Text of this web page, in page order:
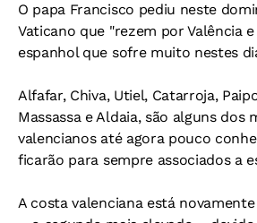
O papa Francisco pediu neste
Vaticano que "rezem por Valência
espanhol que sofre muito nestes
Alfafar, Chiva, Utiel, Catarroja,
Massassa e Aldaia, são alguns dos
valencianos até agora pouco
ficarão para sempre associados a
A costa valenciana está